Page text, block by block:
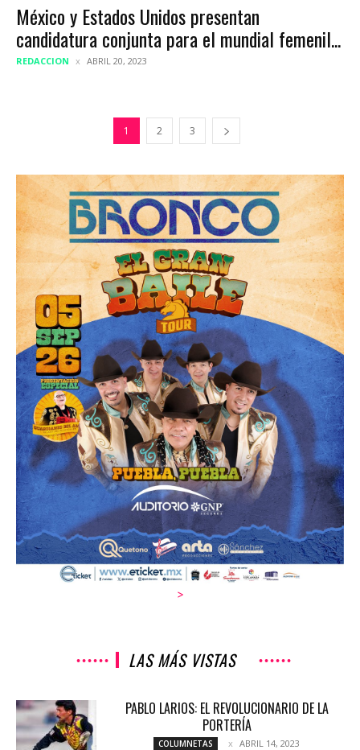
México y Estados Unidos presentan
candidatura conjunta para el mundial femenil...
REDACCION ABRIL 20, 2023
1 2 3
>
LAS MÁS VISTAS
PABLO LARIOS: EL REVOLUCIONARIO DE LA
PORTERÍA
COLUMNETAS ABRIL 14, 2023